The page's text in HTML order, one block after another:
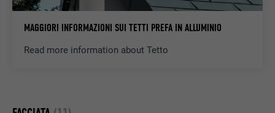
MAGGIORI INFORMAZIONI SUI TETTI PREFA IN ALLUMINIO
Read more information about Tetto